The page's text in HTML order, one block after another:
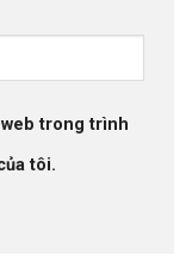
trong trình
tôi.